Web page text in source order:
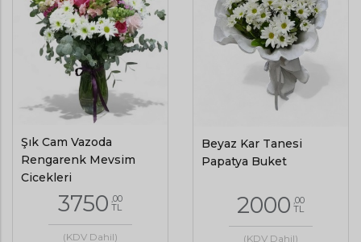
Şık Cam Vazoda
Rengarenk Mevsim
Çiçekleri
3750 ,00
TL
(KDV Dahil)
Beyaz Kar Tanesi
Papatya Buket
2000 ,00
TL
(KDV Dahil)